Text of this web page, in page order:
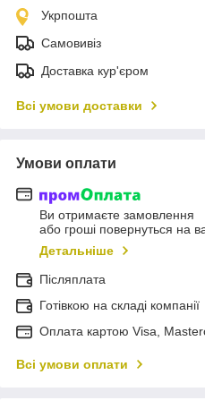
Укрпошта
Самовивіз
Доставка кур'єром
Всі умови доставки
Умови оплати
Ви отримаєте замовлення
або гроші повернуться на
Детальніше
Післяплата
Готівкою на складі компанії
Оплата картою Visa,
Всі умови оплати